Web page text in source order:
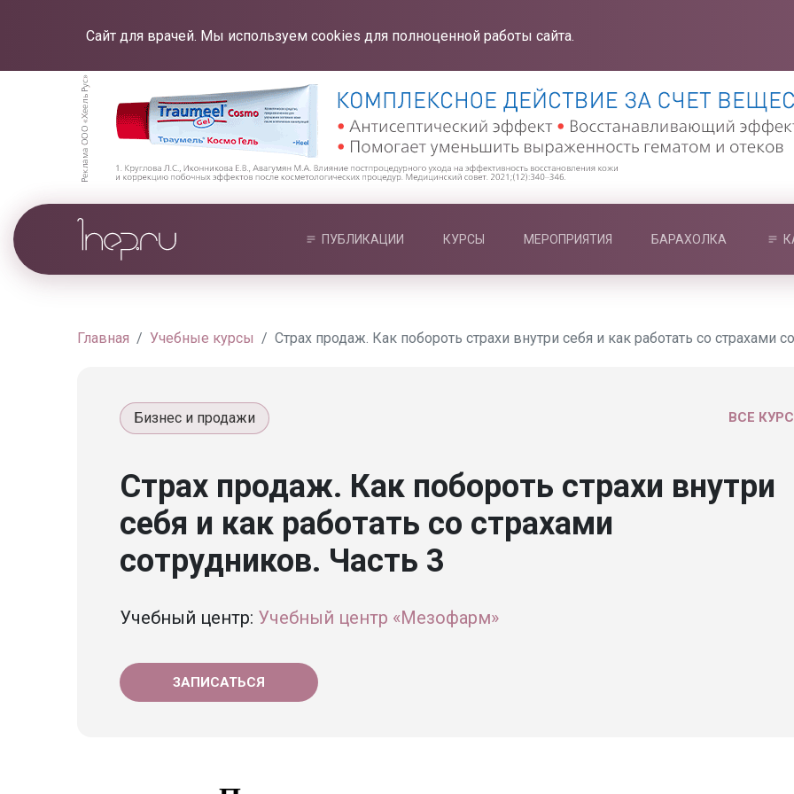
Сайт для врачей. Мы используем cookies для полноценной работы сайта.
ПУБЛИКАЦИИ КУРСЫ МЕРОПРИЯТИЯ БАРАХОЛКА
Главная Учебные курсы Страх продаж. Как побороть страхи внутри себя и как работать со страхами
ВСЕ
Бизнес и продажи
Страх продаж. Как побороть страхи внутри
себя и как работать со страхами
сотрудников. Часть 3
Учебный центр: Учебный центр «Мезофарм»
ЗАПИСАТЬСЯ